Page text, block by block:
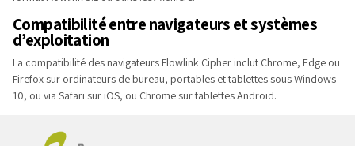
Compatibilité entre navigateurs et systèmes
d’exploitation
La compatibilité des navigateurs Flowlink Cipher inclut Chrome, Edge ou
Firefox sur ordinateurs de bureau, portables et tablettes sous Windows
10, ou via Safari sur iOS, ou Chrome sur tablettes Android.